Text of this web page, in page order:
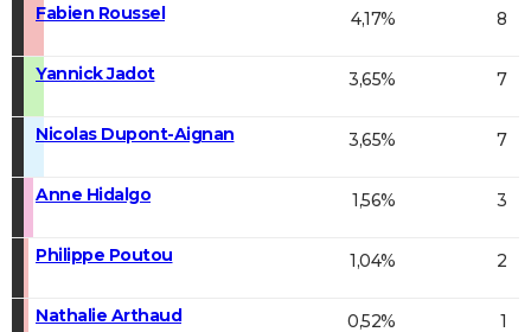
Fabien Roussel 4,17% 8
Yannick Jadot 3,65% 7
Nicolas Dupont-Aignan 3,65% 7
Anne Hidalgo 1,56% 3
Philippe Poutou 1,04% 2
Nathalie Arthaud 0,52% 1